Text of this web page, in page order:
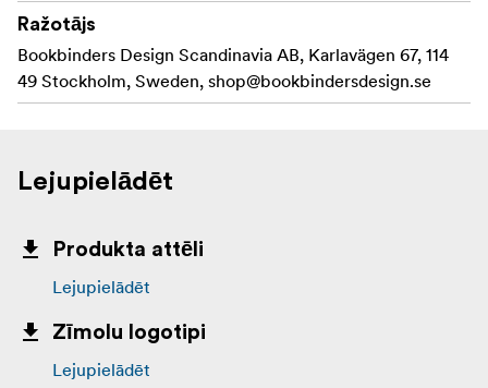
Ražotājs
Bookbinders Design Scandinavia AB, Karlavägen 67, 114
49 Stockholm, Sweden, shop@bookbindersdesign.se
Lejupielādēt
Produkta attēli
Lejupielādēt
Zīmolu logotipi
Lejupielādēt